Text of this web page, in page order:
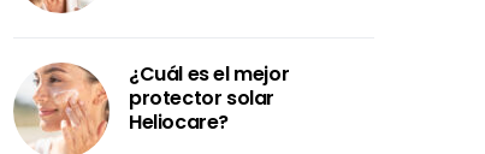
¿Cuál es el mejor
protector solar
Heliocare?